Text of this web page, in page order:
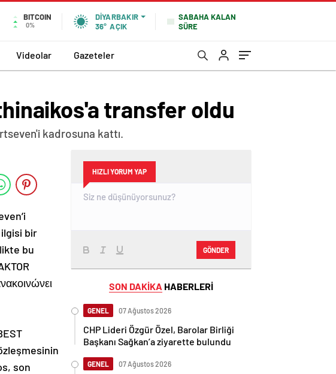
BITCOIN
0%
DIYARBAKIR
36° AÇIK
SABAHA KALAN
SÜRE
Videolar Gazeteler
transfer oldu
kadrosuna kattı.
ilgisi bir
bu
son
HIZLI YORUM YAP
GÖNDER
SON DAKİKA HABERLERİ
GENEL 07 Ağustos 2026
CHP Lideri Özgür Özel, Barolar Birliği
Başkanı Sağkan’a ziyarette bulundu
GENEL 07 Ağustos 2026